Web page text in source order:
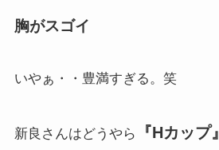
胸がスゴイ
いやぁ・・豊満すぎる。笑
新良さんはどうやら 『Hカップ』